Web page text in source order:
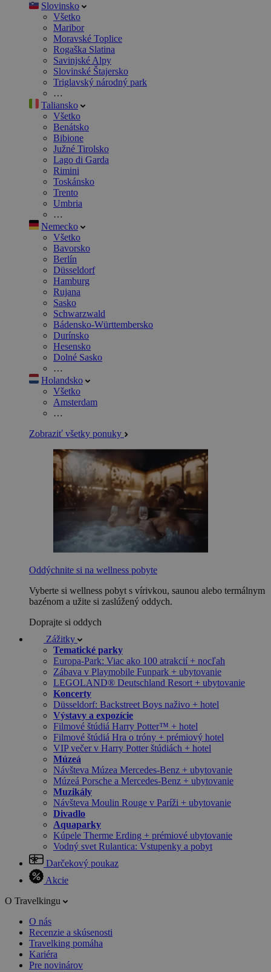
Slovinsko
Všetko
Maribor
Moravské Toplice
Rogaška Slatina
Savinjské Alpy
Slovinské Štajersko
Triglavský národný park
…
Taliansko
Všetko
Benátsko
Bibione
Južné Tirolsko
Lago di Garda
Rimini
Toskánsko
Trento
Umbria
…
Nemecko
Všetko
Bavorsko
Berlín
Düsseldorf
Hamburg
Rujana
Sasko
Schwarzwald
Bádensko-Württembersko
Durínsko
Hesensko
Dolné Sasko
…
Holandsko
Všetko
Amsterdam
…
Zobraziť všetky ponuky
Oddýchnite si na wellness pobyte
Vyberte si wellness pobyt s vírivkou, saunou alebo termálnym
bazénom a užite si zaslúžený oddych.
Doprajte si oddych
Zážitky
Tematické parky
Europa-Park: Viac ako 100 atrakcií + nocľah
Zábava v Playmobile Funpark + ubytovanie
LEGOLAND® Deutschland Resort + ubytovanie
Koncerty
Düsseldorf: Backstreet Boys naživo + hotel
Výstavy a expozície
Filmové štúdiá Harry Potter™ + hotel
Filmové štúdiá Hra o tróny + prémiový hotel
VIP večer v Harry Potter štúdiách + hotel
Múzeá
Návšteva Múzea Mercedes-Benz + ubytovanie
Múzeá Porsche a Mercedes-Benz + ubytovanie
Muzikály
Návšteva Moulin Rouge v Paríži + ubytovanie
Divadlo
Aquaparky
Kúpele Therme Erding + prémiové ubytovanie
Vodný svet Rulantica: Vstupenky a pobyt
Darčekový poukaz
Akcie
O Travelkingu
O nás
Recenzie a skúsenosti
Travelking pomáha
Kariéra
Pre novinárov